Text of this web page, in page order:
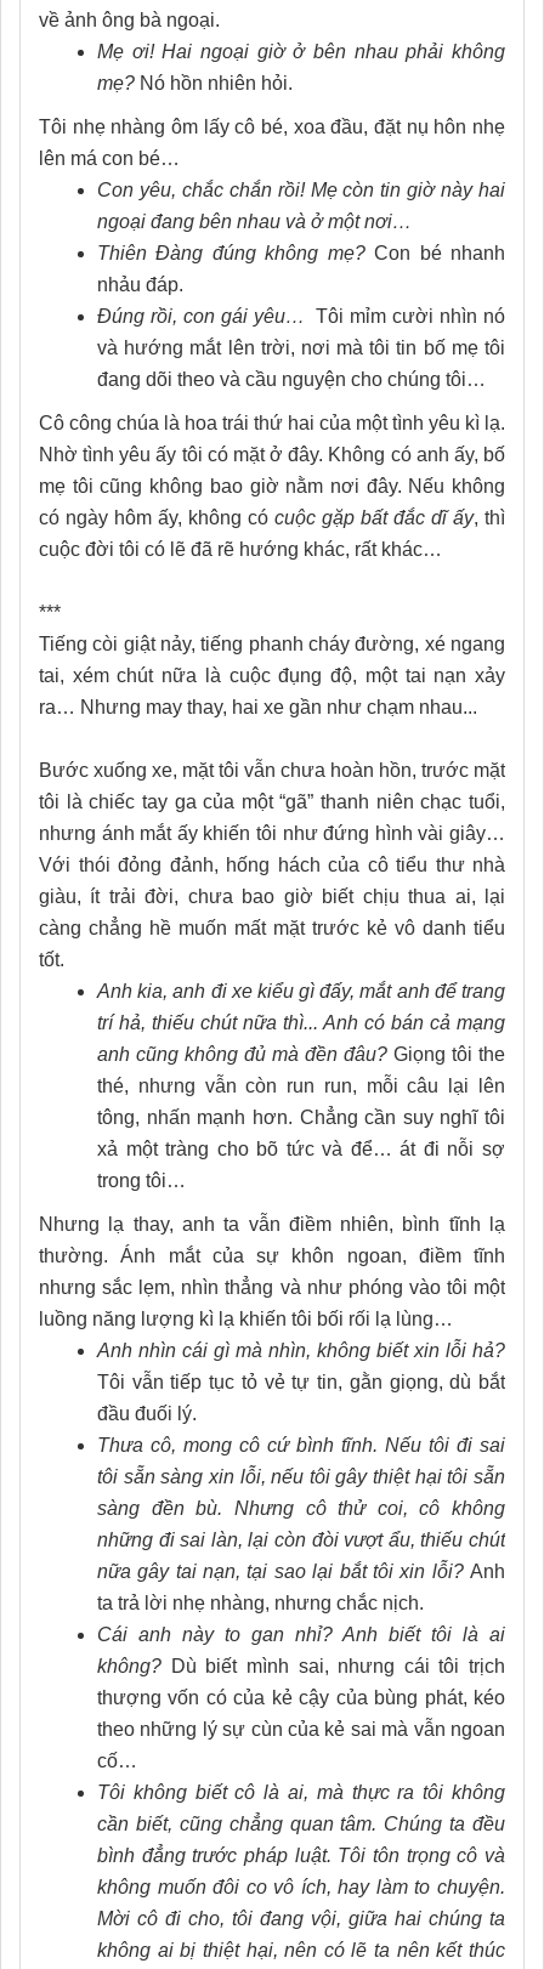
về ảnh ông bà ngoại.
Mẹ ơi! Hai ngoại giờ ở bên nhau phải không
mẹ? Nó hồn nhiên hỏi.
Tôi nhẹ nhàng ôm lấy cô bé, xoa đầu, đặt nụ hôn nhẹ
lên má con bé…
Con yêu, chắc chắn rồi! Mẹ còn tin giờ này hai
ngoại đang bên nhau và ở một nơi…
Thiên Đàng đúng không mẹ?Con bé nhanh
nhảu đáp.
Đúng rồi, con gái yêu…
Tôi mỉm cười nhìn nó
và hướng mắt lên trời, nơi mà tôi tin bố mẹ tôi
đang dõi theo và cầu nguyện cho chúng tôi…
Cô công chúa là hoa trái thứ hai của một tình yêu kì lạ.
Nhờ tình yêu ấy tôi có mặt ở đây. Không có anh ấy, bố
mẹ tôi cũng không bao giờ nằm nơi đây. Nếu không
có ngày hôm ấy, không có cuộc gặp bất đắc dĩ ấy, thì
cuộc đời tôi có lẽ đã rẽ hướng khác, rất khác…
***
Tiếng còi giật nảy, tiếng phanh cháy đường, xé ngang
tai, xém chút nữa là cuộc đụng độ, một tai nạn xảy
ra… Nhưng may thay, hai xe gần như chạm nhau...
Bước xuống xe, mặt tôi vẫn chưa hoàn hồn, trước mặt
tôi là chiếc tay ga của một “gã” thanh niên chạc tuổi,
nhưng ánh mắt ấy khiến tôi như đứng hình vài giây…
Với thói đỏng đảnh, hống hách của cô tiểu thư nhà
giàu, ít trải đời, chưa bao giờ biết chịu thua ai, lại
càng chẳng hề muốn mất mặt trước kẻ vô danh tiểu
tốt.
Anh kia, anh đi xe kiểu gì đấy, mắt anh để trang
trí hả, thiếu chút nữa thì... Anh có bán cả mạng
anh cũng không đủ mà đền đâu? Giọng tôi the
thé, nhưng vẫn còn run run, mỗi câu lại lên
tông, nhấn mạnh hơn. Chẳng cần suy nghĩ tôi
xả một tràng cho bõ tức và để… át đi nỗi sợ
trong tôi…
Nhưng lạ thay, anh ta vẫn điềm nhiên, bình tĩnh lạ
thường. Ánh mắt của sự khôn ngoan, điềm tĩnh
nhưng sắc lẹm, nhìn thẳng và như phóng vào tôi một
luồng năng lượng kì lạ khiến tôi bối rối lạ lùng…
Anh nhìn cái gì mà nhìn, không biết xin lỗi hả?
Tôi vẫn tiếp tục tỏ vẻ tự tin, gằn giọng, dù bắt
đầu đuối lý.
Thưa cô, mong cô cứ bình tĩnh. Nếu tôi đi sai
tôi sẵn sàng xin lỗi, nếu tôi gây thiệt hại tôi sẵn
sàng đền bù. Nhưng cô thử coi, cô không
những đi sai làn, lại còn đòi vượt ẩu, thiếu chút
nữa gây tai nạn, tại sao lại bắt tôi xin lỗi? Anh
ta trả lời nhẹ nhàng, nhưng chắc nịch.
Cái anh này to gan nhỉ? Anh biết tôi là ai
không? Dù biết mình sai, nhưng cái tôi trịch
thượng vốn có của kẻ cậy của bùng phát, kéo
theo những lý sự cùn của kẻ sai mà vẫn ngoan
cố…
Tôi không biết cô là ai, mà thực ra tôi không
cần biết, cũng chẳng quan tâm. Chúng ta đều
bình đẳng trước pháp luật. Tôi tôn trọng cô và
không muốn đôi co vô ích, hay làm to chuyện.
Mời cô đi cho, tôi đang vội, giữa hai chúng ta
không ai bị thiệt hại, nên có lẽ ta nên kết thúc